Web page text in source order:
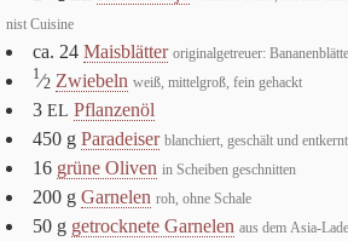
nist Cuisine
ca. 24 Mais­blät­ter ori­gi­nal­ge­treuer:
1⁄2 Zwie­beln weiß, mit­tel­groß, fein gehackt
3 EL Pflan­zenöl
450 g Para­dei­ser blan­chiert, geschält und
16 grüne Oli­ven in Schei­ben geschnitten
200 g Gar­ne­len roh, ohne Schale
50 g getrock­nete Gar­ne­len aus dem Asia-